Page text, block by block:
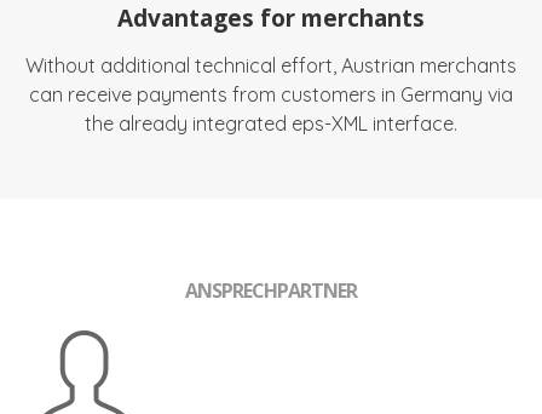
Advantages for merchants
Without additional technical effort, Austrian merchants
can receive payments from customers in Germany via
the already integrated eps-XML interface.
ANSPRECHPARTNER